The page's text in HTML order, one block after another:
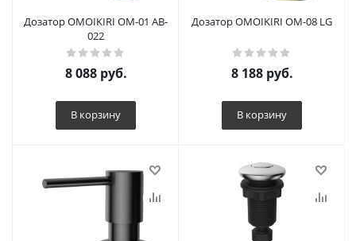
Дозатор OMOIKIRI OM-01 AB-
022
8 088руб.
В корзину
Дозатор OMOIKIRI OM-08 LG
8 188руб.
В корзину